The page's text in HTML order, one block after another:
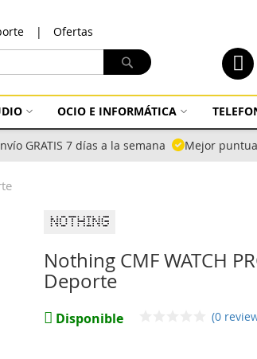
Ofertas
contenido
Buscar
OCIO E INFORMÁTICA
GRATIS 7 días a la semana Mejor
Nothing CMF WATCH
Deporte
Disponible (0